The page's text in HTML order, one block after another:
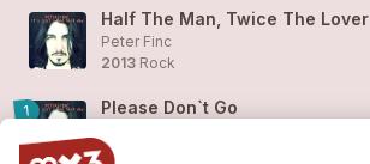
Half The Man, Twice The Lover
Peter Finc
2013 Rock
1 Please Don`t Go
2013